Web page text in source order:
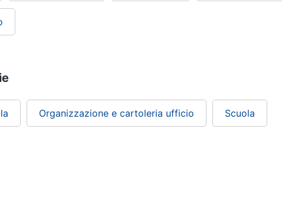
Organizzazione e cartoleria ufficio Scuola